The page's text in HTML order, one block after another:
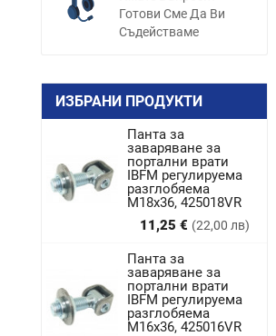
Готови Сме Да Ви
Съдействаме
ИЗБРАНИ ПРОДУКТИ
Панта за
заваряване за
портални врати
IBFM регулируема
разглобяема
M18x36, 425018VR
11,25 € (22,00 лв)
Цена
Панта за
заваряване за
портални врати
IBFM регулируема
разглобяема
М16х36, 425016VR